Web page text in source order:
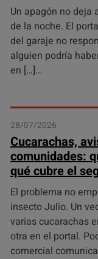
Un apagón no deja
de la noche. El
del garaje no
alguien podría
en […]
28/07/2026
Cucarachas,
comunidades:
qué cubre el
El problema no
insecto Julio. Un
varias cucarachas
otra en el portal.
comercial